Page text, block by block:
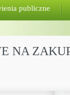
publiczne
NA